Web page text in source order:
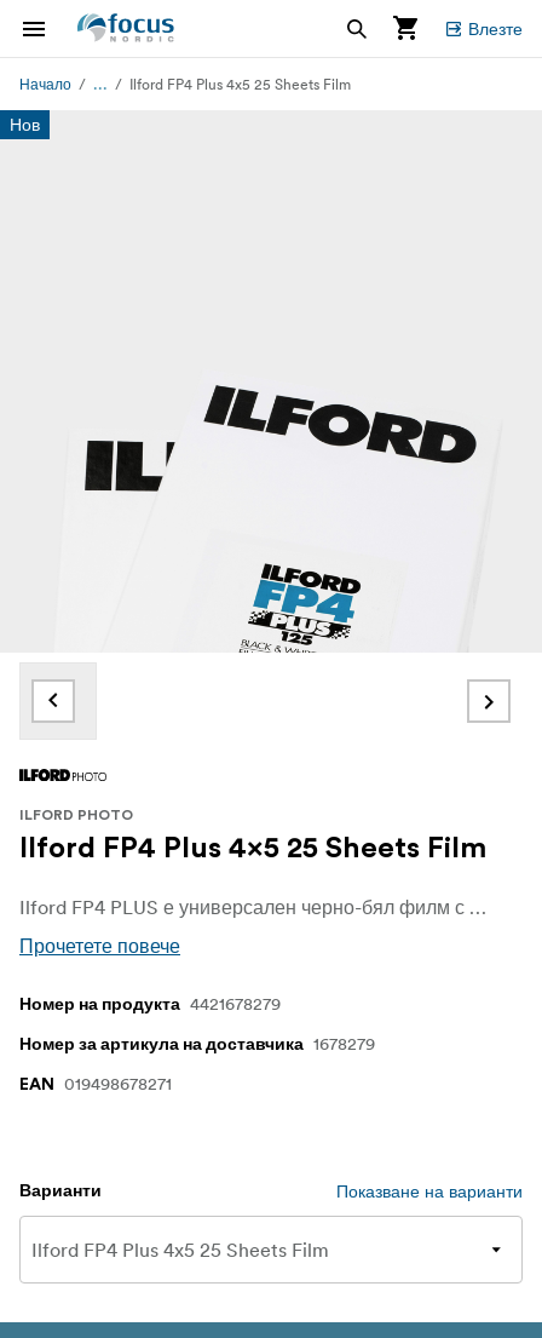
Влезте
Начало ... Ilford FP4 Plus 4x5 25 Sheets Film
Нов
ILFORD PHOTO
Ilford FP4 Plus 4x5 25 Sheets Film
Ilford FP4 PLUS е универсален черно-бял филм с чувствителност ISO 125, фино зърно, среден контраст и изключителна резкост, който се представя отлично при повечето условия на снимане при добро осветление.
Прочетете повече
Номер на продукта 4421678279
Номер за артикула на доставчика 1678279
EAN 019498678271
Варианти Показване на варианти